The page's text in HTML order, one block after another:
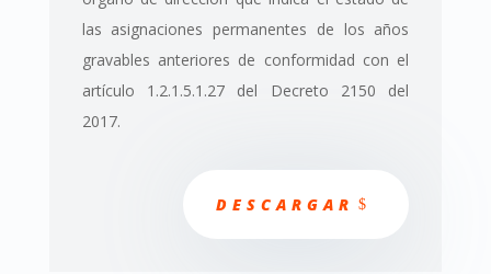
las asignaciones permanentes de los años
gravables anteriores de conformidad con el
artículo 1.2.1.5.1.27 del Decreto 2150 del
2017.
DESCARGAR